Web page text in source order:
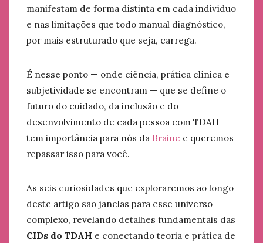
manifestam de forma distinta em cada indivíduo
e nas limitações que todo manual diagnóstico,
por mais estruturado que seja, carrega.
É nesse ponto — onde ciência, prática clínica e
subjetividade se encontram — que se define o
futuro do cuidado, da inclusão e do
desenvolvimento de cada pessoa com TDAH
tem importância para nós da Braine e queremos
repassar isso para você.
As seis curiosidades que exploraremos ao longo
deste artigo são janelas para esse universo
complexo, revelando detalhes fundamentais das
CIDs do TDAH e conectando teoria e prática de